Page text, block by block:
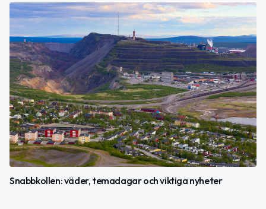
Snabbkollen: väder, temadagar och viktiga nyheter